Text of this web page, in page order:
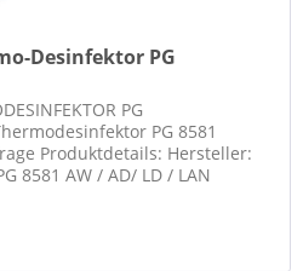
Desinfektor PG
PG
PG 8581
Produktdetails: Hersteller:
8581 AW / AD/ LD / LAN